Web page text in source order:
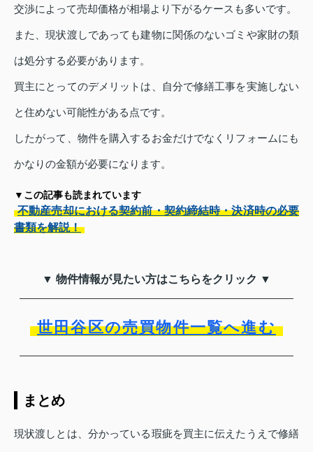
交渉によって売却価格が相場より下がるケースも多いです。
また、現状渡しであっても建物に関係のないゴミや家財の類
は処分する必要があります。
買主にとってのデメリットは、自分で修繕工事を実施しない
と住めない可能性がある点です。
したがって、物件を購入するお金だけでなくリフォームにも
かなりの金額が必要になります。
▼この記事も読まれています
不動産売却における契約前・契約締結時・決済時の必要
書類を解説！
▼ 物件情報が見たい方はこちらをクリック ▼
世田谷区の売買物件一覧へ進む
まとめ
現状渡しとは、分かっている瑕疵を買主に伝えたうえで修繕